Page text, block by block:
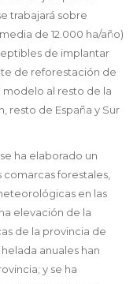
trabajará sobre
de 12.000 ha/año)
de implantar
de reforestación de
al resto de la
resto de España y Sur
ha elaborado un
comarcas forestales,
en las
elevación de la
de la provincia de
anuales han
y se ha